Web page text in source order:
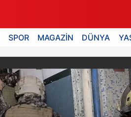
SPOR MAGAZİN DÜNYA